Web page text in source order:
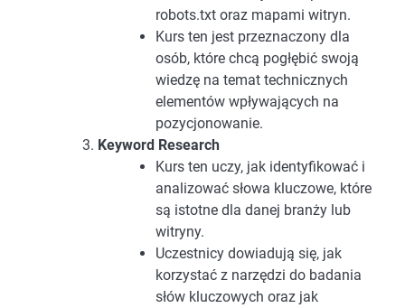
robots.txt oraz mapami witryn.
Kurs ten jest przeznaczony dla
osób, które chcą pogłębić swoją
wiedzę na temat technicznych
elementów wpływających na
pozycjonowanie.
Keyword Research
Kurs ten uczy, jak identyfikować i
analizować słowa kluczowe, które
są istotne dla danej branży lub
witryny.
Uczestnicy dowiadują się, jak
korzystać z narzędzi do badania
słów kluczowych oraz jak